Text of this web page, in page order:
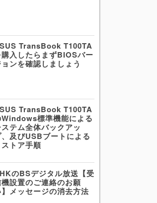
TransBook T100TA
購入したらまずBIOSバー
ンを確認しましょう
TransBook T100TA
標準機能による
テム全体バックアッ
、及びUSBブートによる
ストア手順
のBSデジタル放送【受
設置のご連絡のお願
】メッセージの消去方法